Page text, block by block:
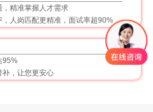
精准掌握人才需求
，人岗匹配更精准，面试率超90%
95%
，让您更安心